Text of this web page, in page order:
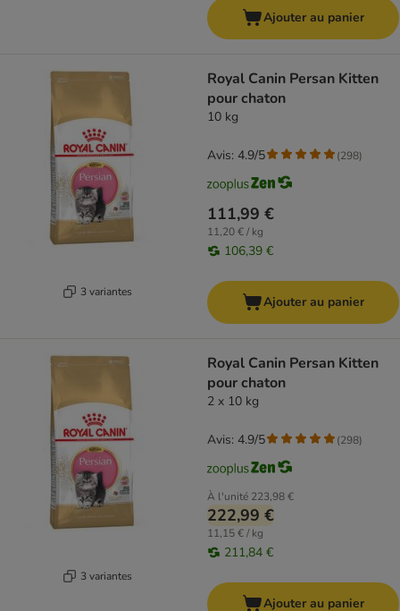
Ajouter au panier
3 variantes
Royal Canin Persan Kitten
pour chaton
10 kg
111,99 €
11,20 € / kg
106,39 €
Avis: 4.9/5 (298)
Ajouter au panier
3 variantes
Royal Canin Persan Kitten
pour chaton
2 x 10 kg
À l'unité 223,98 €
222,99 €
11,15 € / kg
211,84 €
Avis: 4.9/5 (298)
Ajouter au panier